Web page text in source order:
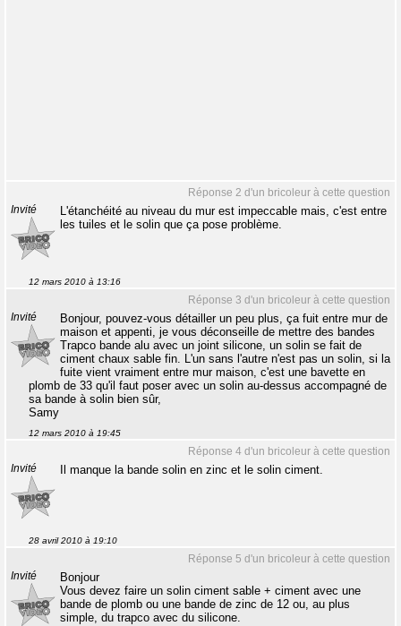
Réponse 2 d'un bricoleur à cette question
Invité
L'étanchéité au niveau du mur est impeccable mais, c'est entre
les tuiles et le solin que ça pose problème.
12 mars 2010 à 13:16
Réponse 3 d'un bricoleur à cette question
Invité
Bonjour, pouvez-vous détailler un peu plus, ça fuit entre mur de
maison et appenti, je vous déconseille de mettre des bandes
Trapco bande alu avec un joint silicone, un solin se fait de
ciment chaux sable fin. L'un sans l'autre n'est pas un solin, si la
fuite vient vraiment entre mur maison, c'est une bavette en
plomb de 33 qu'il faut poser avec un solin au-dessus accompagné de
sa bande à solin bien sûr,
Samy
12 mars 2010 à 19:45
Réponse 4 d'un bricoleur à cette question
Invité Il manque la bande solin en zinc et le solin ciment.
28 avril 2010 à 19:10
Réponse 5 d'un bricoleur à cette question
Invité
Bonjour
Vous devez faire un solin ciment sable + ciment avec une
bande de plomb ou une bande de zinc de 12 ou, au plus
simple, du trapco avec du silicone.